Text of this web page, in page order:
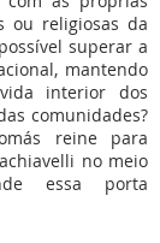
ou religiosas da
superar a
mantendo
interior dos
comunidades?
reine para
no meio
essa porta